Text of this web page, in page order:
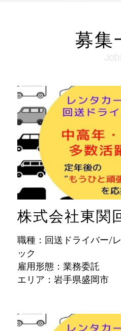
募集
株式会社東関
職種：回送ドライバー/
ック
雇用形態：業務委託
エリア：岩手県盛岡市